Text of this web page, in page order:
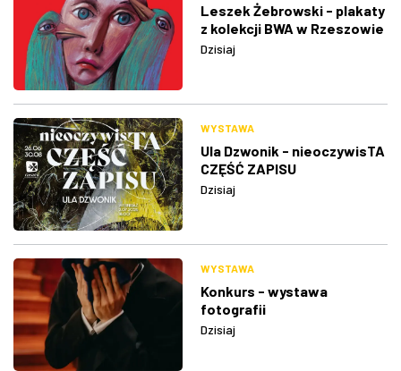
Leszek Żebrowski - plakaty
z kolekcji BWA w Rzeszowie
Dzisiaj
WYSTAWA
Ula Dzwonik - nieoczywisTA
CZĘŚĆ ZAPISU
Dzisiaj
WYSTAWA
Konkurs - wystawa
fotografii
Dzisiaj